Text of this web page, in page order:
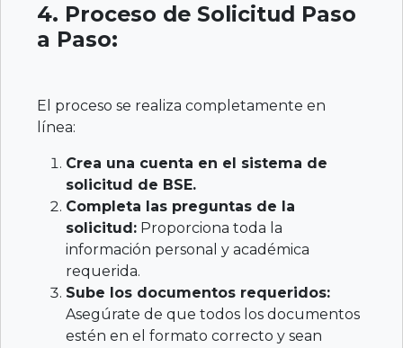
4. Proceso de Solicitud Paso
a Paso:
El proceso se realiza completamente en
línea:
Crea una cuenta en el sistema de
solicitud de BSE.
Completa las preguntas de la
solicitud: Proporciona toda la
información personal y académica
requerida.
Sube los documentos requeridos:
Asegúrate de que todos los documentos
estén en el formato correcto y sean